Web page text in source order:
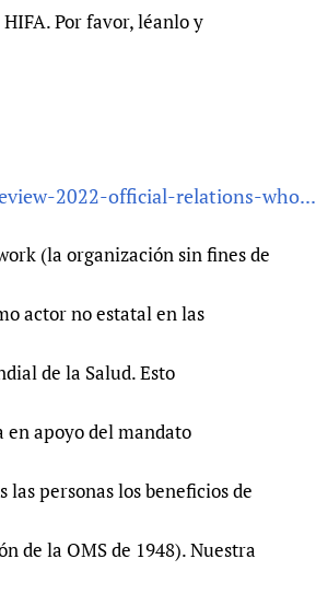
Por favor, léanlo y
2022-official-relations-who...
(la organización sin fines de
actor no estatal en las
de la Salud. Esto
en apoyo del mandato
personas los beneficios de
de la OMS de 1948). Nuestra